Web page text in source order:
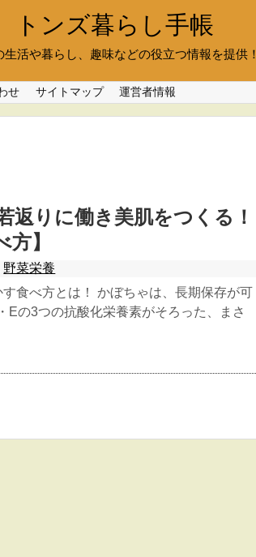
トンズ暮らし手帳
生活や暮らし、趣味などの役立つ情報を提供！
せ サイトマップ 運営者情報
返りに働き美肌をつくる！
方】
野菜栄養
食べ方とは！ かぼちゃは、長期保存が可
Eの3つの抗酸化栄養素がそろった、まさ